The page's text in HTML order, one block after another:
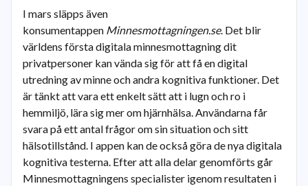
I mars släpps även
konsumentappen Minnesmottagningen.se. Det blir
världens första digitala minnesmottagning dit
privatpersoner kan vända sig för att få en digital
utredning av minne och andra kognitiva funktioner. Det
är tänkt att vara ett enkelt sätt att i lugn och ro i
hemmiljö, lära sig mer om hjärnhälsa. Användarna får
svara på ett antal frågor om sin situation och sitt
hälsotillstånd. I appen kan de också göra de nya digitala
kognitiva testerna. Efter att alla delar genomförts går
Minnesmottagningens specialister igenom resultaten i